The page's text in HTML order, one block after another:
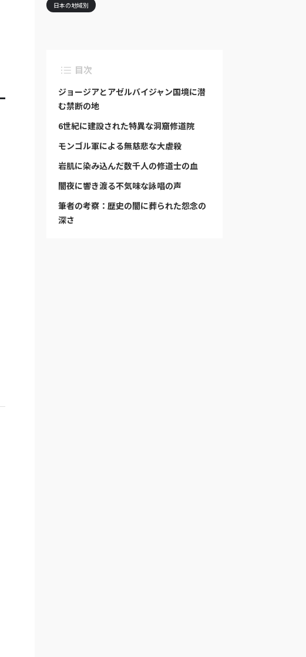
日本の地域別
目次
ジョージアとアゼルバイジャン国境に潜
む禁断の地
6世紀に建設された特異な洞窟修道院
モンゴル軍による無慈悲な大虐殺
岩肌に染み込んだ数千人の修道士の血
闇夜に響き渡る不気味な詠唱の声
筆者の考察：歴史の闇に葬られた怨念の
深さ